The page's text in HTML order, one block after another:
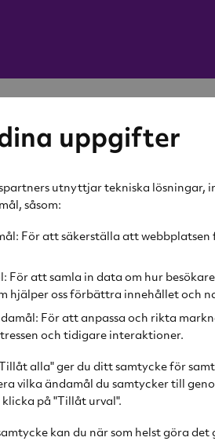
uppgifter
utnyttjar tekniska lösningar,
såsom:
För att säkerställa att
För att samla in data om hur
hjälper oss förbättra innehållet och
För att anpassa och rikta
och tidigare interaktioner.
alla" ger du ditt samtycke för
vilka ändamål du samtycker till
på "Tillåt urval".
kan du när som helst göra